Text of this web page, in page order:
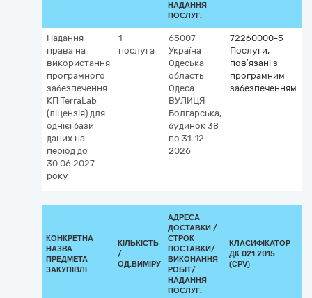
НАДАННЯ
ПОСЛУГ:
Надання
права на
використання
програмного
забезпечення
КП TerraLab
(ліцензія) для
однієї бази
даних на
період до
30.06.2027
року
1
послуга
65007
Україна
Одеська
область
Одеса
ВУЛИЦЯ
Болгарська,
будинок 38
по 31-12-
2026
72260000-5
Послуги,
пов’язані з
програмним
забезпеченням
КОНКРЕТНА
НАЗВА
ПРЕДМЕТА
ЗАКУПІВЛІ
КІЛЬКІСТЬ
/
ОД.ВИМІРУ
АДРЕСА
ДОСТАВКИ /
СТРОК
ПОСТАВКИ/
ВИКОНАННЯ
РОБІТ/
НАДАННЯ
ПОСЛУГ:
КЛАСИФІКАТОР
ДК 021:2015
(CPV)